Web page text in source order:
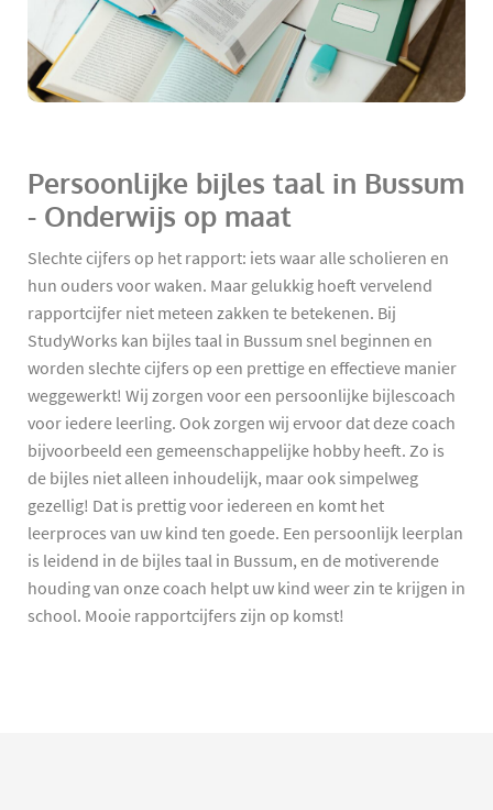
Persoonlijke bijles taal in Bussum
- Onderwijs op maat
Slechte cijfers op het rapport: iets waar alle scholieren en
hun ouders voor waken. Maar gelukkig hoeft vervelend
rapportcijfer niet meteen zakken te betekenen. Bij
StudyWorks kan bijles taal in Bussum snel beginnen en
worden slechte cijfers op een prettige en effectieve manier
weggewerkt! Wij zorgen voor een persoonlijke bijlescoach
voor iedere leerling. Ook zorgen wij ervoor dat deze coach
bijvoorbeeld een gemeenschappelijke hobby heeft. Zo is
de bijles niet alleen inhoudelijk, maar ook simpelweg
gezellig! Dat is prettig voor iedereen en komt het
leerproces van uw kind ten goede. Een persoonlijk leerplan
is leidend in de bijles taal in Bussum, en de motiverende
houding van onze coach helpt uw kind weer zin te krijgen in
school. Mooie rapportcijfers zijn op komst!